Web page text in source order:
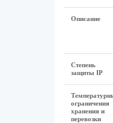
Описание
Степень
защиты IP
ограничения
хранения и
перевозки